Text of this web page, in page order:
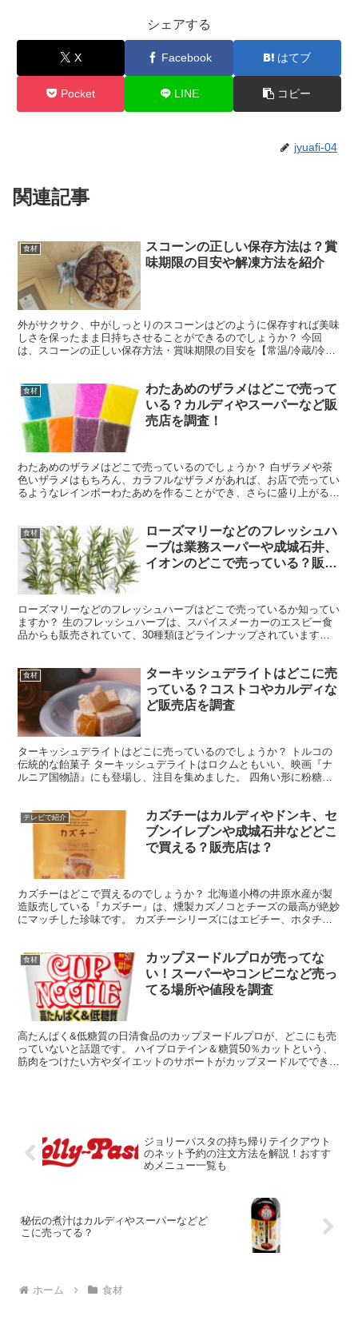
シェアする
X Facebook はてブ
Pocket LINE コピー
jyuafi-04
関連記事
食材
スコーンの正しい保存方法は？賞
味期限の目安や解凍方法を紹介
外がサクサク、中がしっとりのスコーンはどのように保存すれば美味
しさを保ったまま日持ちさせることができるのでしょうか？ 今回
は、スコーンの正しい保存方法・賞味期限の目安を【常温/冷蔵/冷
食材
わたあめのザラメはどこで売って
いる？カルディやスーパーなど販
売店を調査！
わたあめのザラメはどこで売っているのでしょうか？ 白ザラメや茶
色いザラメはもちろん、カラフルなザラメがあれば、お店で売ってい
るようなレインボーわたあめを作ることができ、さらに盛り上がるこ
食材
ローズマリーなどのフレッシュハ
ーブは業務スーパーや成城石井、
イオンのどこで売っている？販売
ローズマリーなどのフレッシュハーブはどこで売っているか知ってい
ますか？ 生のフレッシュハーブは、スパイスメーカーのエスビー食
品からも販売されていて、30種類ほどラインナップされています。
食材
ターキッシュデライトはどこに売
っている？コストコやカルディな
ど販売店を調査
ターキッシュデライトはどこに売っているのでしょうか？ トルコの
伝統的な飴菓子 ターキッシュデライトはロクムともいい、映画『ナ
ルニア国物語』にも登場し、注目を集めました。 四角い形に粉糖が
テレビで紹介
カズチーはカルディやドンキ、セ
ブンイレブンや成城石井などどこ
で買える？販売店は？
カズチーはどこで買えるのでしょうか？ 北海道小樽の井原水産が製
造販売している『カズチー』は、燻製カズノコとチーズの最高が絶妙
にマッチした珍味です。 カズチーシリーズにはエビチー、ホタチー
食材
カップヌードルプロが売ってな
い！スーパーやコンビニなど売っ
てる場所や値段を調査
高たんぱく&低糖質の日清食品のカップヌードルプロが、どこにも売
っていないと話題です。 ハイプロテイン＆糖質50％カットという、
筋肉をつけたい方やダイエットのサポートがカップヌードルでできる
ジョリーパスタの持ち帰りテイクアウト
のネット予約の注文方法を解説！おすす
めメニュー一覧も
秘伝の煮汁はカルディやスーパーなどど
こに売ってる？
ホーム 食材